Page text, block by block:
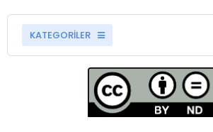
KATEGORİLER